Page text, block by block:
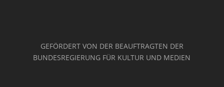
GEFÖRDERT VON DER BEAUFTRAGTEN DER
BUNDESREGIERUNG FÜR KULTUR UND MEDIEN